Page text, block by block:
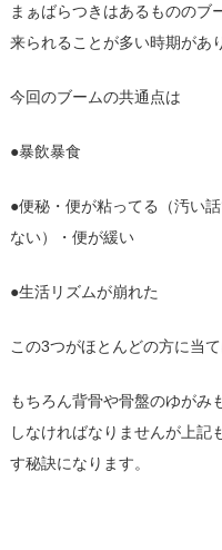
まぁばらつきはあるもののブ
来られることが多い時期があ
今回のブームの共通点は
●暴飲暴食
●便秘・便が粘ってる（汚い
ない）・便が緩い
●生活リズムが崩れた
この3つがほとんどの方に当て
もちろん背骨や骨盤のゆがみ
しなければなりませんが上記
す秘訣になります。